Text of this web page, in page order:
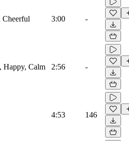
Cheerful 3:00 -
Happy, Calm 2:56 -
4:53 146